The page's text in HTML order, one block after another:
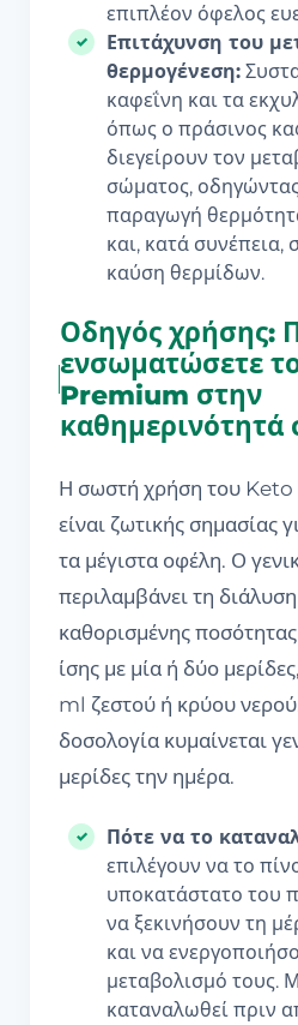
επιπλέον όφελος
Επιτάχυνση του
θερμογένεση:
καφεΐνη και τα
όπως ο πράσινος
διεγείρουν τον
σώματος,
παραγωγή
και, κατά συνέπεια,
καύση θερμίδων.
Οδηγός χρήσης:
ενσωματώσετε
Premium στην
καθημερινότητά
Η σωστή χρήση του
είναι ζωτικής σημασίας
τα μέγιστα οφέλη. Ο
περιλαμβάνει τη
καθορισμένης
ίσης με μία ή δύο
ml ζεστού ή κρύου
δοσολογία κυμαίνεται
μερίδες την ημέρα.
Πότε να το
επιλέγουν να το
υποκατάστατο του
να ξεκινήσουν τη
και να
μεταβολισμό τους.
καταναλωθεί πριν